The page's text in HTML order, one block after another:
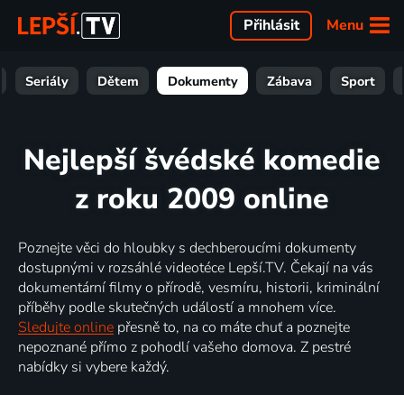
Menu
Přihlásit
Seriály Dětem Dokumenty Zábava Sport
Nejlepší švédské komedie
z roku 2009 online
Poznejte věci do hloubky s dechberoucími dokumenty
dostupnými v rozsáhlé videotéce Lepší.TV. Čekají na vás
dokumentární filmy o přírodě, vesmíru, historii, kriminální
příběhy podle skutečných událostí a mnohem více.
Sledujte online přesně to, na co máte chuť a poznejte
nepoznané přímo z pohodlí vašeho domova. Z pestré
nabídky si vybere každý.